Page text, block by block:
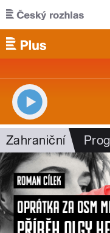
Přejít k hlavnímu obsahu
Zahraniční